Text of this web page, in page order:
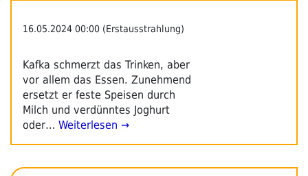
16.05.2024 00:00 (Erstausstrahlung)
Kafka schmerzt das Trinken, aber
vor allem das Essen. Zunehmend
ersetzt er feste Speisen durch
Milch und verdünntes Joghurt
oder… Weiterlesen →